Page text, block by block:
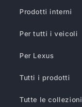
Prodotti interni
Per tutti i veicoli
Per Lexus
Tutti i prodotti
Tutte le collezioni